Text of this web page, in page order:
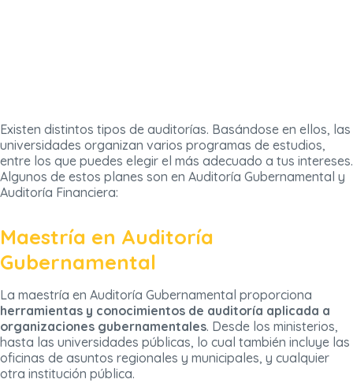
Existen distintos tipos de auditorías. Basándose en ellos, las
universidades organizan varios programas de estudios,
entre los que puedes elegir el más adecuado a tus intereses.
Algunos de estos planes son en Auditoría Gubernamental y
Auditoría Financiera:
Maestría en Auditoría
Gubernamental
La maestría en Auditoría Gubernamental proporciona
herramientas y conocimientos de auditoría aplicada a
organizaciones gubernamentales. Desde los ministerios,
hasta las universidades públicas, lo cual también incluye las
oficinas de asuntos regionales y municipales, y cualquier
otra institución pública.